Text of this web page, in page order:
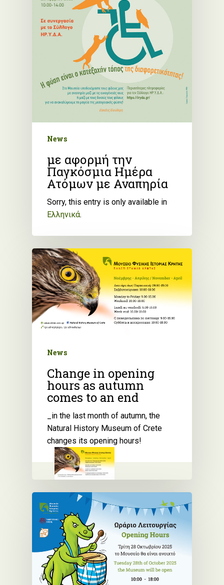
News
με αφορμή την
Παγκόσμια Ημέρα
Ατόμων με Αναπηρία
Sorry, this entry is only available in
Ελληνικά.
News
Change in opening
hours as autumn
comes to an end
_in the last month of autumn, the
Natural History Museum of Crete
changes its opening hours!